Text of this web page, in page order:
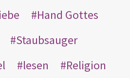
Hand Gottes
Staubsauger
lesen
Religion